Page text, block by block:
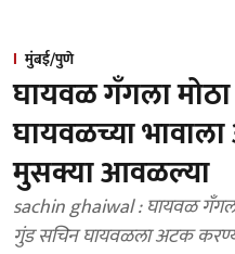
मुंबई/पुणे
घायवळ गँगला
घायवळच्या
मुसक्या आवळल्या
sachin ghaiwal : घायवळ
गुंड सचिन घायवळला अटक